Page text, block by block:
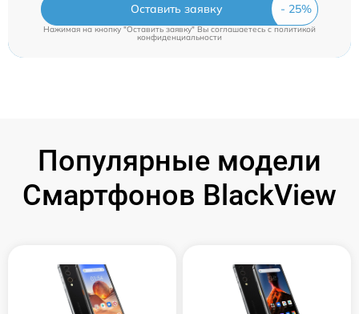
Оставить заявку
Нажимая на кнопку "Оставить заявку" Вы соглашаетесь cполитикой
конфиденциальности
Популярные модели
Смартфонов BlackView